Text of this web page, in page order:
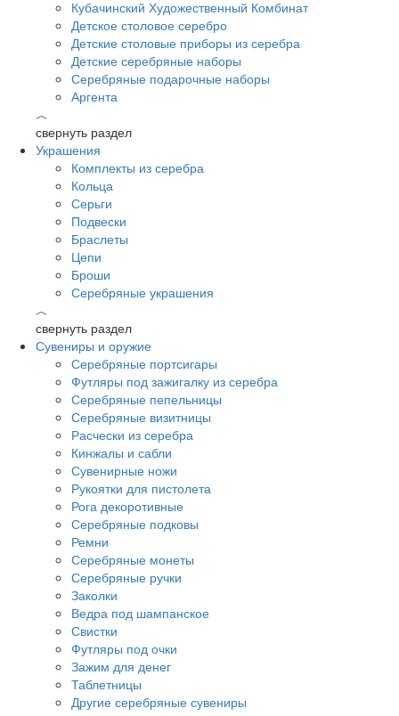
Кубачинский Художественный Комбинат
Детское столовое серебро
Детские столовые приборы из серебра
Детские серебряные наборы
Серебряные подарочные наборы
Аргента
︿
свернуть раздел
Украшения
Комплекты из серебра
Кольца
Серьги
Подвески
Браслеты
Цепи
Броши
Серебряные украшения
︿
свернуть раздел
Сувениры и оружие
Серебряные портсигары
Футляры под зажигалку из серебра
Серебряные пепельницы
Серебряные визитницы
Расчески из серебра
Кинжалы и сабли
Сувенирные ножи
Рукоятки для пистолета
Рога декоротивные
Серебряные подковы
Ремни
Серебряные монеты
Серебряные ручки
Заколки
Ведра под шампанское
Свистки
Футляры под очки
Зажим для денег
Таблетницы
Другие серебряные сувениры